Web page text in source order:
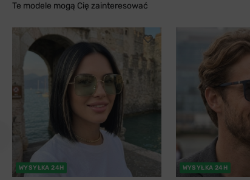
Te modele mogą Cię zainteresować
WYSYŁKA 24H WYSYŁKA 24H